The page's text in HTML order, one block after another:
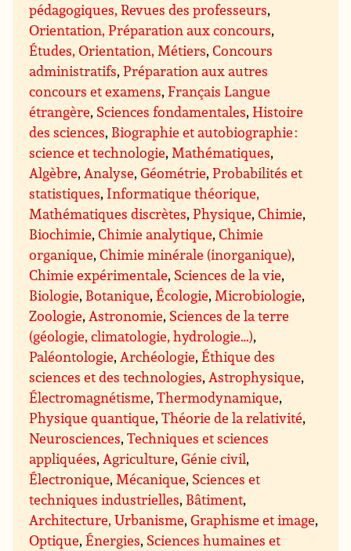
pédagogiques, Revues des professeurs,
Orientation, Préparation aux concours,
Études, Orientation, Métiers,Concours
administratifs,Préparation aux autres
concours et examens,Français Langue
étrangère, Sciences fondamentales,Histoire
des sciences, Biographie et autobiographie :
science et technologie, Mathématiques,
Algèbre, Analyse,Géométrie,Probabilités et
statistiques, Informatique théorique,
Mathématiques discrètes,Physique,Chimie,
Biochimie,Chimie analytique,Chimie
organique,Chimie minérale (inorganique),
Chimie expérimentale, Sciences de la vie,
Biologie, Botanique,Écologie, Microbiologie,
Zoologie, Astronomie, Sciences de la terre
(géologie, climatologie, hydrologie…),
Paléontologie, Archéologie,Éthique des
sciences et des technologies, Astrophysique,
Électromagnétisme,Thermodynamique,
Physique quantique,Théorie de la relativité,
Neurosciences,Techniques et sciences
appliquées, Agriculture,Génie civil,
Électronique, Mécanique, Sciences et
techniques industrielles, Bâtiment,
Architecture, Urbanisme,Graphisme et image,
Optique,Énergies, Sciences humaines et